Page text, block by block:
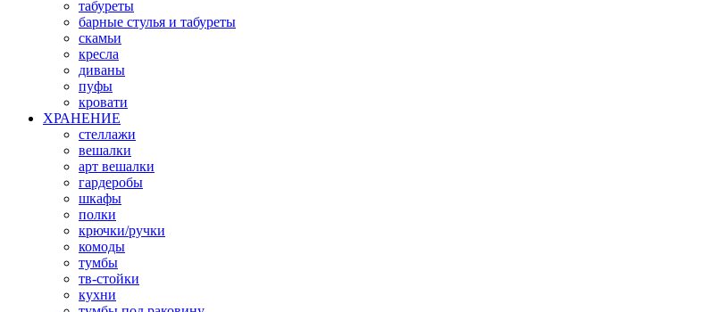
табуреты
барные стулья и табуреты
скамьи
кресла
диваны
пуфы
кровати
ХРАНЕНИЕ
стеллажи
вешалки
арт вешалки
гардеробы
шкафы
полки
крючки/ручки
комоды
тумбы
тв-стойки
кухни